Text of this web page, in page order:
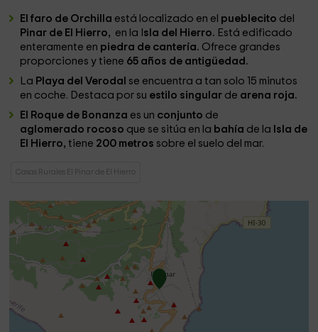
El faro de Orchilla está localizado en el pueblecito del
Pinar de El Hierro, ​ en la I sla del Hierro. Está edificado
enteramente en piedra de cantería. Ofrece grandes
proporciones y tiene 65 años de antigüedad .
La Playa del Verodal se encuentra a tan solo 15 minutos
en coche. Destaca por su estilo singular de arena roja.
El Roque de Bonanza es un conjunto de
aglomerado rocoso que se sitúa en la bahía de la Isla de
El Hierro,tiene 200 metros sobre el suelo del mar.
Casas Rurales El Pinar de El Hierro